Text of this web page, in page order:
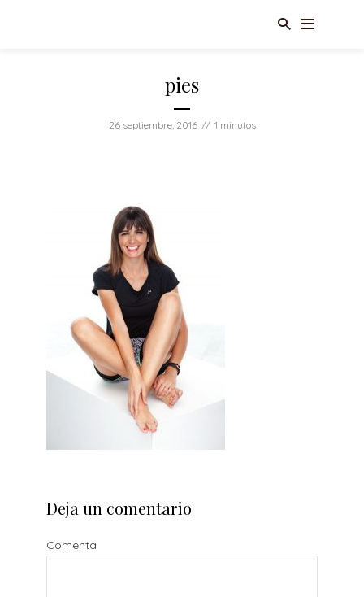
pies
26 septiembre, 2016 1 minutos
Deja un comentario
Comenta